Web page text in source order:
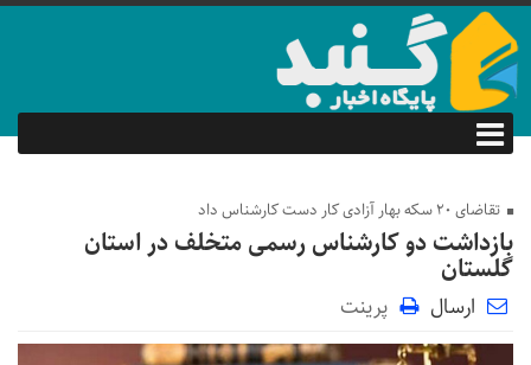
تقاضای 20 سکه بهار آزادی کار دست کارشناس داد
بازداشت دو کارشناس رسمی متخلف در استان
گلستان
ارسال پرینت